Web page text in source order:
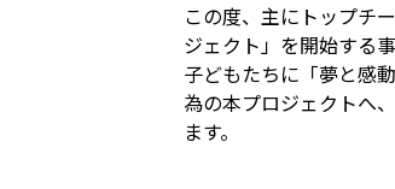
この度、主にトップチ
ジェクト」を開始する
子どもたちに「夢と感
為の本プロジェクトへ
ます。